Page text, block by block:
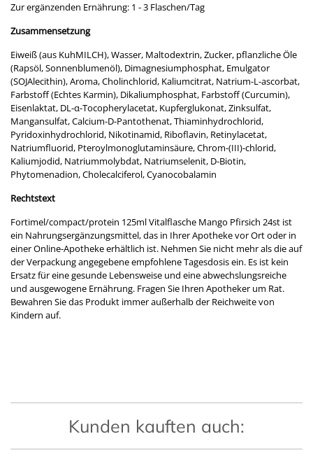
Zur ergänzenden Ernährung: 1 - 3 Flaschen/Tag
Zusammensetzung
Eiweiß (aus KuhMILCH), Wasser, Maltodextrin, Zucker, pflanzliche Öle
(Rapsöl, Sonnenblumenöl), Dimagnesiumphosphat, Emulgator
(SOJAlecithin), Aroma, Cholinchlorid, Kaliumcitrat, Natrium-L-ascorbat,
Farbstoff (Echtes Karmin), Dikaliumphosphat, Farbstoff (Curcumin),
Eisenlaktat, DL-α-Tocopherylacetat, Kupferglukonat, Zinksulfat,
Mangansulfat, Calcium-D-Pantothenat, Thiaminhydrochlorid,
Pyridoxinhydrochlorid, Nikotinamid, Riboflavin, Retinylacetat,
Natriumfluorid, Pteroylmonoglutaminsäure, Chrom-(III)-chlorid,
Kaliumjodid, Natriummolybdat, Natriumselenit, D-Biotin,
Phytomenadion, Cholecalciferol, Cyanocobalamin
Rechtstext
Fortimel/compact/protein 125ml Vitalflasche Mango Pfirsich 24st ist
ein Nahrungsergänzungsmittel, das in Ihrer Apotheke vor Ort oder in
einer Online-Apotheke erhältlich ist. Nehmen Sie nicht mehr als die auf
der Verpackung angegebene empfohlene Tagesdosis ein. Es ist kein
Ersatz für eine gesunde Lebensweise und eine abwechslungsreiche
und ausgewogene Ernährung. Fragen Sie Ihren Apotheker um Rat.
Bewahren Sie das Produkt immer außerhalb der Reichweite von
Kindern auf.
Kunden kauften auch: